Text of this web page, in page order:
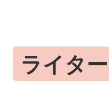
ライタ